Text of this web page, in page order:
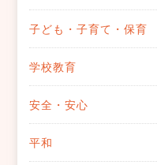
子ども・子育て・保育
学校教育
安全・安心
平和